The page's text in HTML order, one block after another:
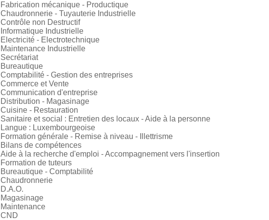
Fabrication mécanique - Productique
Chaudronnerie - Tuyauterie Industrielle
Contrôle non Destructif
Informatique Industrielle
Electricité - Electrotechnique
Maintenance Industrielle
Secrétariat
Bureautique
Comptabilité - Gestion des entreprises
Commerce et Vente
Communication d'entreprise
Distribution - Magasinage
Cuisine - Restauration
Sanitaire et social : Entretien des locaux - Aide à la personne
Langue : Luxembourgeoise
Formation générale - Remise à niveau - Illettrisme
Bilans de compétences
Aide à la recherche d'emploi - Accompagnement vers l'insertion
Formation de tuteurs
Bureautique - Comptabilité
Chaudronnerie
D.A.O.
Magasinage
Maintenance
CND